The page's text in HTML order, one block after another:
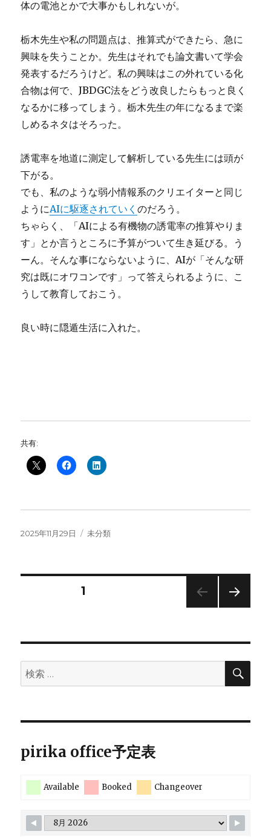
体の電池とかで大事かもしれないが。
栃木先生や私の問題点は、推算式ができたら、急に
興味を失うことか。先生はそれでも論文書いて学会
発表するだろうけど。私の興味はこの外れている化
合物は何で、JBDGC法をどう改良したらもっと良く
なるかに移ってしまう。栃木先生の年になるまで楽
しめるネタはそろった。
誘電率を地道に測定して解析している先生には頭が
下がる。
でも、私のような弱小情報系のクリエイターと同じ
ようにAIに駆逐されていくのだろう。
ちゃらく、「AIによる有機物の誘電率の推算やりま
す」とか言うところに予算がついて生き延びる。う
ーん。そんな事にならないように、AIが「そんな研
究は既にオワコンです」って答えられるように、こ
うして教育しておこう。
良い時に隠遁生活に入れた。
共有:
投
2025年11月29日
カ
未分類
の
ペ
り
固定ページ1
検
索:
検
pirika office予定表
Available Booked Changeover